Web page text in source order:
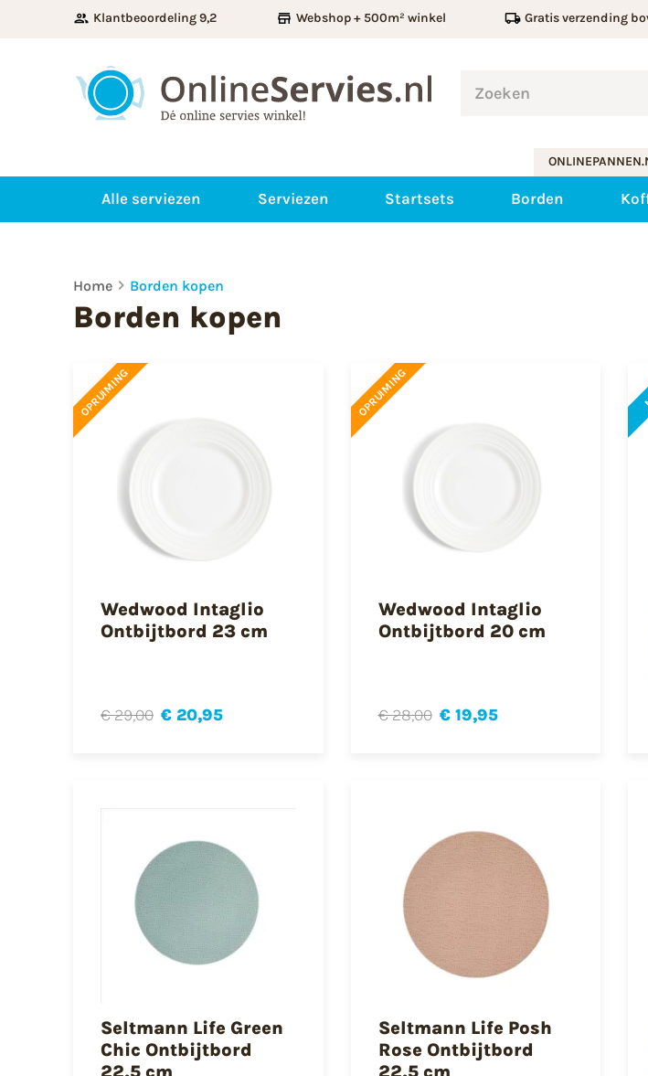
Klantbeoordeling 9,2 Webshop + 500m² winkel Gratis verzending
Alle serviezen Serviezen Startsets Borden
Home Borden kopen
Borden kopen
OPRUIMING
Wedwood Intaglio
Ontbijtbord 23 cm
€ 29,00 € 20,95
OPRUIMING
Wedwood Intaglio
Ontbijtbord 20 cm
€ 28,00 € 19,95
Seltmann Life Green
Chic Ontbijtbord
22,5 cm
Seltmann Life Posh
Rose Ontbijtbord
22,5 cm